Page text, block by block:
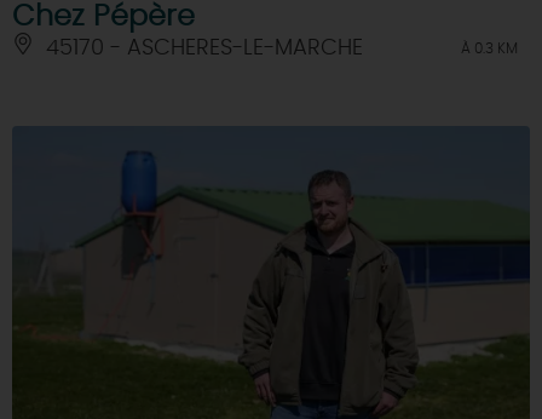
Chez Pépère
45170 - ASCHERES-LE-MARCHE À 0.3 KM